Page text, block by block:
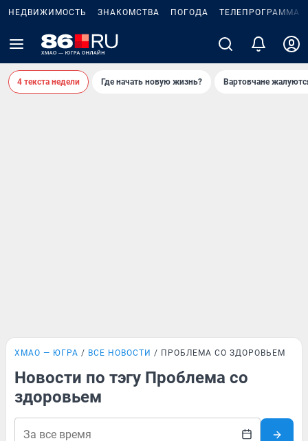
НЕДВИЖИМОСТЬ ЗНАКОМСТВА ПОГОДА ТЕЛЕПРОГРАММА
4 текста недели Где начать новую жизнь? Вартовчане
ХМАО — ЮГРА ВСЕ НОВОСТИ ПРОБЛЕМА СО ЗДОРОВЬЕМ
Новости по тэгу Проблема со
здоровьем